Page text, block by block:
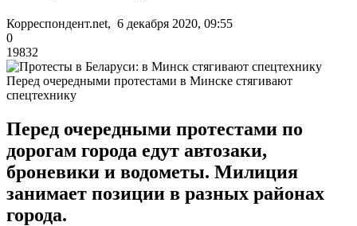
Корреспондент.net, 6 декабря 2020, 09:55
0
19832
Перед очередными протестами в Минске стягивают
спецтехнику
Перед очередными протестами по
дорогам города едут автозаки,
броневики и водометы. Милиция
занимает позиции в разных районах
города.